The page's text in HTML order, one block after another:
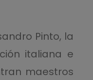
Pinto, la
italiana e
maestros